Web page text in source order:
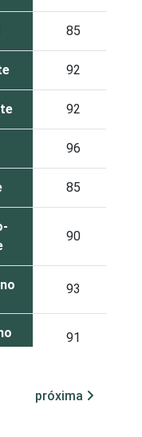
85
92
92
96
85
90
93
91
86
próxima